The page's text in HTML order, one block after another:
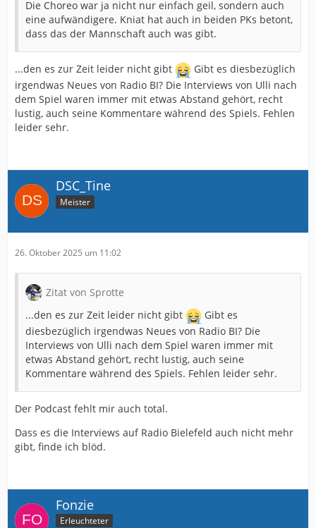
Die Choreo war ja nicht nur einfach geil, sondern auch
eine aufwändigere. Kniat hat auch in beiden PKs betont,
dass das der Mannschaft auch was gibt.
...den es zur Zeit leider nicht gibt
Gibt es diesbezüglich
irgendwas Neues von Radio BI? Die Interviews von Ulli nach
dem Spiel waren immer mit etwas Abstand gehört, recht
lustig, auch seine Kommentare während des Spiels. Fehlen
leider sehr.
DSC_Tine
Meister
26. Oktober 2025 um 11:02
Zitat von Sprotte
...den es zur Zeit leider nicht gibt
Gibt es
diesbezüglich irgendwas Neues von Radio BI? Die
Interviews von Ulli nach dem Spiel waren immer mit
etwas Abstand gehört, recht lustig, auch seine
Kommentare während des Spiels. Fehlen leider sehr.
Der Podcast fehlt mir auch total.
Dass es die Interviews auf Radio Bielefeld auch nicht mehr
gibt, finde ich blöd.
Fonzie
Erleuchteter